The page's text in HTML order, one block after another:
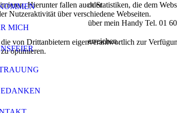
MICH
oder
über mein Handy Tel. 01
erreichen.
Hierunter fallen auch Statistiken, die dem
Nutzeraktivität über verschiedene Webseiten.
von Drittanbietern eigenverantwortlich zur
optimieren.